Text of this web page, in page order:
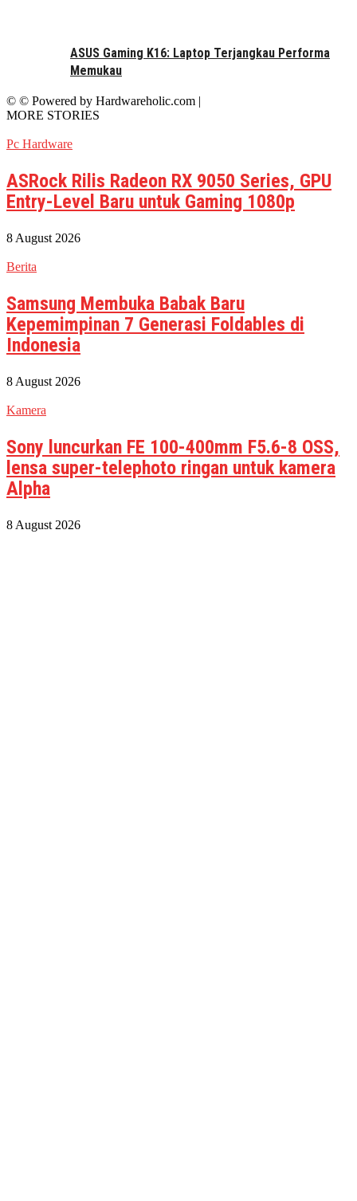
ASUS Gaming K16: Laptop Terjangkau Performa
Memukau
© © Powered by Hardwareholic.com |
MORE STORIES
Pc Hardware
ASRock Rilis Radeon RX 9050 Series, GPU
Entry-Level Baru untuk Gaming 1080p
8 August 2026
Berita
Samsung Membuka Babak Baru
Kepemimpinan 7 Generasi Foldables di
Indonesia
8 August 2026
Kamera
Sony luncurkan FE 100-400mm F5.6-8 OSS,
lensa super-telephoto ringan untuk kamera
Alpha
8 August 2026